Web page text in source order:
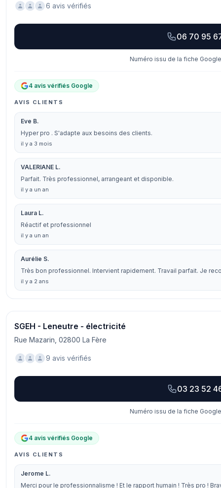
6 avis vérifiés
06 70 95
Numéro issu de la fiche
4 avis vérifiés Google
AVIS CLIENTS
Eve B.
Hyper pro . S'adapte aux besoins des clients.
il y a 3 mois
VALERIANE L.
Parfait. Très professionnel, arrangeant et disponible.
il y a un an
Laura L.
Réactif et professionnel
il y a un an
Aurélie S.
Très bon professionnel. Intervient rapidement. Travail parfait. Je
il y a 2 ans
SGEH - Leneutre - électricité
Rue Mazarin, 02800 La Fère
9 avis vérifiés
03 23 52
Numéro issu de la fiche
4 avis vérifiés Google
AVIS CLIENTS
Jerome L.
Merci pour le professionnalisme ! Et le rapport humain ! Très pro !